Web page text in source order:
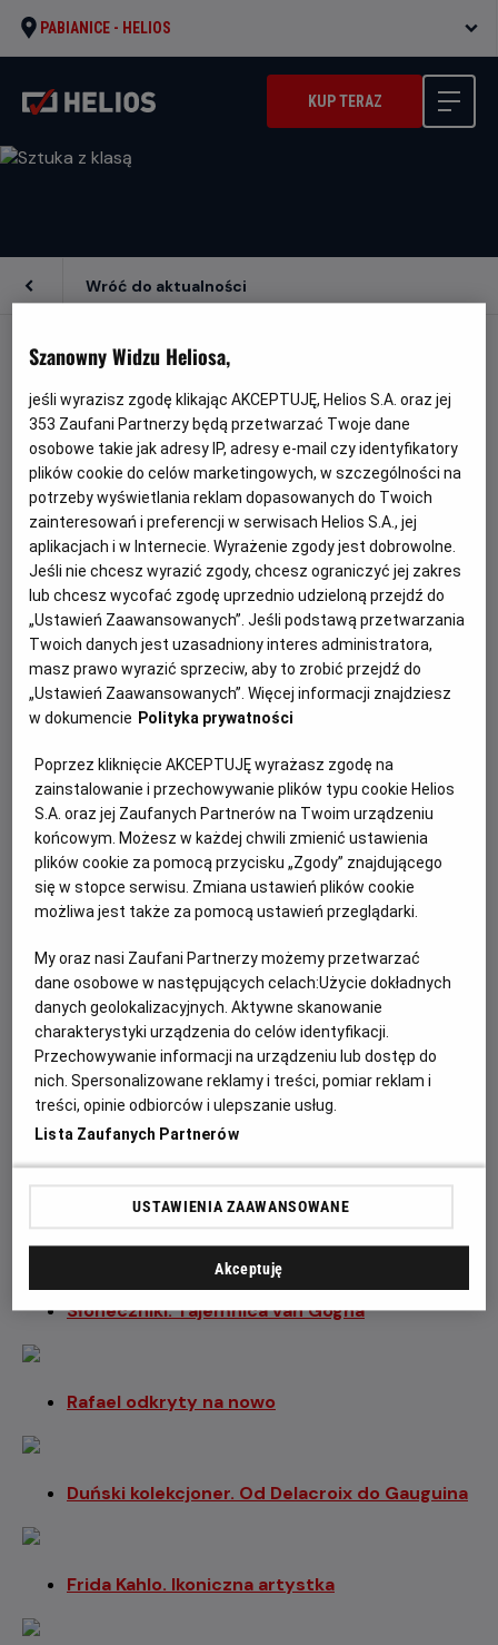
PABIANICE - HELIOS
KUP TERAZ
SZTUKA Z KLASĄ
Wróć do aktualności
To wspaniała okazja do poznania wybitnych
artystów, spaceru po wystawach największych
galerii sztuki czy obejrzenia najsłynniejszych sztuk
teatralnych - a to wszystko na wielkim, kinowym
ekranie!
W projekcie pojawiać się będą opery, teatry, balety
oraz filmy dokumentalne o malarzach, muzykach. To
propozycje dla najstarszych klas szkół podstawowych
oraz ponadpodstawowych jak i szkół muzycznych oraz
plastycznych.
Vermeer – Blisko mistrza
Goya – Śladami mistrza
Młody Picasso
Leonardo. Dzieła wszystkie
Degas. Umiłowanie perfekcji
Słoneczniki. Tajemnica van Gogha
Rafael odkryty na nowo
Duński kolekcjoner. Od Delacroix do Gauguina
Frida Kahlo. Ikoniczna artystka
Szanowny Widzu Heliosa,
jeśli wyrazisz zgodę klikając AKCEPTUJĘ, Helios S.A. oraz jej
353 Zaufani Partnerzy będą przetwarzać Twoje dane
osobowe takie jak adresy IP, adresy e-mail czy identyfikatory
plików cookie do celów marketingowych, w szczególności na
potrzeby wyświetlania reklam dopasowanych do Twoich
zainteresowań i preferencji w serwisach Helios S.A., jej
aplikacjach i w Internecie. Wyrażenie zgody jest dobrowolne.
Jeśli nie chcesz wyrazić zgody, chcesz ograniczyć jej zakres
lub chcesz wycofać zgodę uprzednio udzieloną przejdź do
„Ustawień Zaawansowanych”. Jeśli podstawą przetwarzania
Twoich danych jest uzasadniony interes administratora,
masz prawo wyrazić sprzeciw, aby to zrobić przejdź do
„Ustawień Zaawansowanych”. Więcej informacji znajdziesz
w dokumencie Polityka prywatności
Poprzez kliknięcie AKCEPTUJĘ wyrażasz zgodę na
zainstalowanie i przechowywanie plików typu cookie Helios
S.A. oraz jej Zaufanych Partnerów na Twoim urządzeniu
końcowym. Możesz w każdej chwili zmienić ustawienia
plików cookie za pomocą przycisku „Zgody” znajdującego
się w stopce serwisu. Zmiana ustawień plików cookie
możliwa jest także za pomocą ustawień przeglądarki.
My oraz nasi Zaufani Partnerzy możemy przetwarzać
dane osobowe w następujących celach:Użycie dokładnych
danych geolokalizacyjnych. Aktywne skanowanie
charakterystyki urządzenia do celów identyfikacji.
Przechowywanie informacji na urządzeniu lub dostęp do
nich. Spersonalizowane reklamy i treści, pomiar reklam i
treści, opinie odbiorców i ulepszanie usług.
Lista Zaufanych Partnerów
USTAWIENIA ZAAWANSOWANE
Akceptuję